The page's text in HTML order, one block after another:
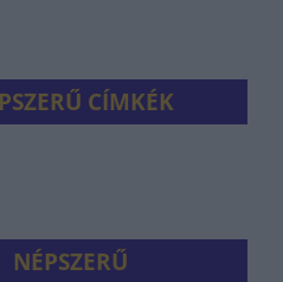
CÍMKÉK
NÉPSZERŰ